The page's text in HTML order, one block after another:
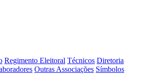
Regimento Eleitoral Técnicos Diretoria
Outras Associações Símbolos